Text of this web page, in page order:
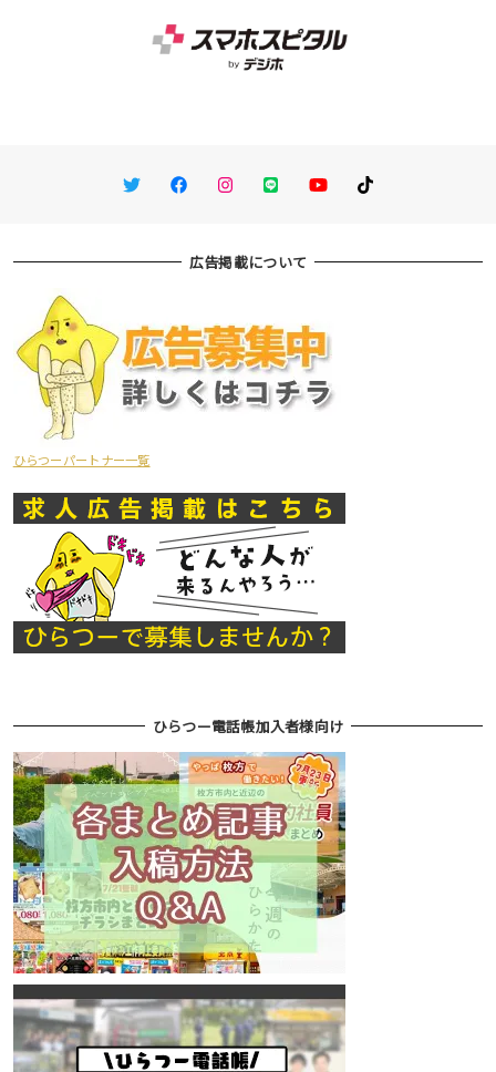
TwitterFacebookInstagram
LINE You TubeTikTok
広告掲載について
ひらつーパートナー一覧
ひらつー電話帳加入者様向け